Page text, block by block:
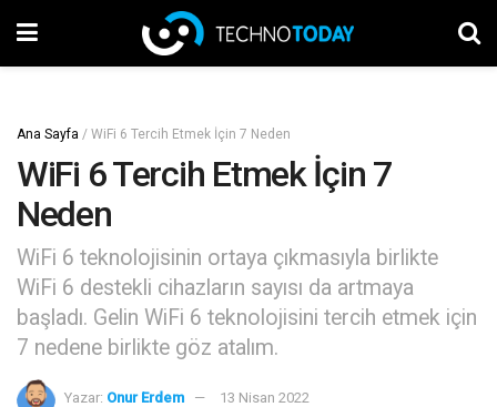
Ana Sayfa / WiFi 6 Tercih Etmek İçin 7 Neden
WiFi 6 Tercih Etmek İçin 7
Neden
WiFi 6 teknolojisinin ortaya çıkmasıyla birlikte
WiFi 6 destekli cihazların sayısı da artmaya
başladı. Gelin WiFi 6 teknolojisini tercih etmek için
7 nedene birlikte göz atalım.
Yazar: Onur Erdem 13 Nisan 2022